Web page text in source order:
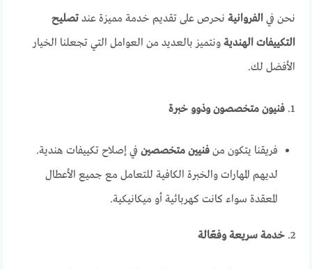
نحن فيالفروانية نحرص على تقديم خدمة مميزة عندتصليح
التكييفات الهندية ونتميز بالعديد من العوامل التي تجعلنا الخيار
الأفضل لك.
1. فنيون متخصصون وذوو خبرة
فريقنا يتكون منفنيين متخصصين في إصلاح تكييفات هندية.
لديهم المهارات والخبرة الكافية للتعامل مع جميع الأعطال
المعقدة سواء كانت كهربائية أو ميكانيكية.
2. خدمة سريعة وفعّالة